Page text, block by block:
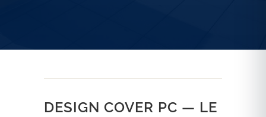
DESIGN COVER PC — LE